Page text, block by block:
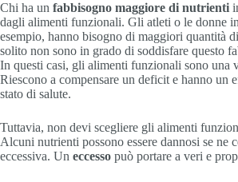
Chi ha un fabbisogno maggiore di nutrienti
dagli alimenti funzionali. Gli atleti o le donne
esempio, hanno bisogno di maggiori quantità
solito non sono in grado di soddisfare questo
In questi casi, gli alimenti funzionali sono una
Riescono a compensare un deficit e hanno un
stato di salute.
Tuttavia, non devi scegliere gli alimenti
Alcuni nutrienti possono essere dannosi se ne
eccessiva. Un eccesso può portare a veri e